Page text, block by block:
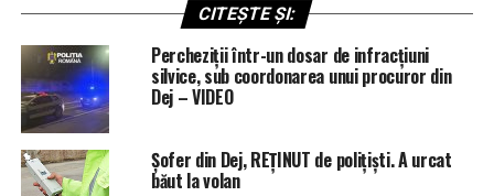
CITEȘTE ȘI:
Percheziții într-un dosar de infracțiuni
silvice, sub coordonarea unui procuror din
Dej – VIDEO
Șofer din Dej, REȚINUT de polițiști. A urcat
băut la volan